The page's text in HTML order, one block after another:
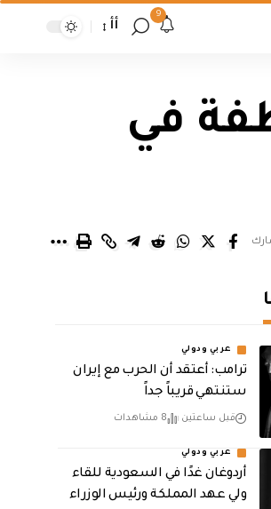
9
أأ
في
عربي ودولي
‏ترامب: أعتقد أن الحرب مع إيران
ستنتهي قريباً جداً
قبل ساعتين 8 مشاهدات
عربي ودولي
أردوغان غدًا في السعودية للقاء
ولي عهد المملكة ورئيس الوزراء